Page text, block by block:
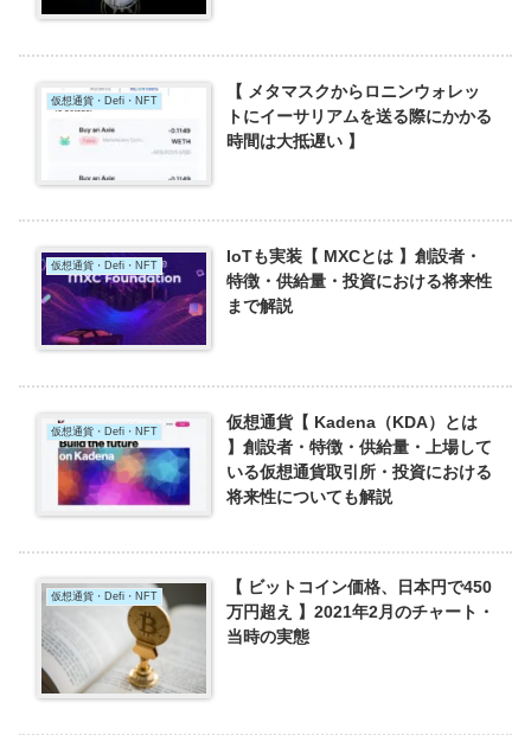
仮想通貨・Defi・NFT
【 メタマスクからロニンウォレッ
トにイーサリアムを送る際にかかる
時間は大抵遅い 】
仮想通貨・Defi・NFT
IoTも実装【 MXCとは 】創設者・
特徴・供給量・投資における将来性
まで解説
仮想通貨・Defi・NFT
仮想通貨【 Kadena（KDA）とは
】創設者・特徴・供給量・上場して
いる仮想通貨取引所・投資における
将来性についても解説
仮想通貨・Defi・NFT
【 ビットコイン価格、日本円で450
万円超え 】2021年2月のチャート・
当時の実態